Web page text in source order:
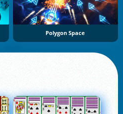
Polygon Space